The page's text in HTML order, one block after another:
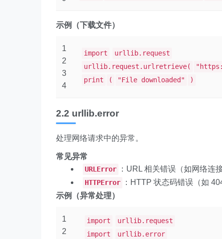
示例（下载文件）
1
2
3
4
import
urllib.request
urllib.request.urlretrieve(
print
( "File downloaded" )
2.2 urllib.error
处理网络请求中的异常。
常见异常
URLError ：URL 相关错误（如网络连
HTTPError
：HTTP 状态码错误（如
示例（异常处理）
1
2
import
urllib.request
import
urllib.error